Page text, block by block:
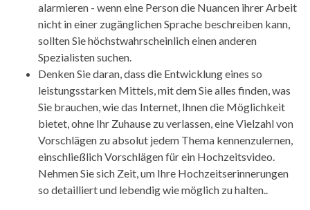
alarmieren - wenn eine Person die Nuancen ihrer Arbeit
nicht in einer zugänglichen Sprache beschreiben kann,
sollten Sie höchstwahrscheinlich einen anderen
Spezialisten suchen.
Denken Sie daran, dass die Entwicklung eines so
leistungsstarken Mittels, mit dem Sie alles finden, was
Sie brauchen, wie das Internet, Ihnen die Möglichkeit
bietet, ohne Ihr Zuhause zu verlassen, eine Vielzahl von
Vorschlägen zu absolut jedem Thema kennenzulernen,
einschließlich Vorschlägen für ein Hochzeitsvideo.
Nehmen Sie sich Zeit, um Ihre Hochzeitserinnerungen
so detailliert und lebendig wie möglich zu halten..